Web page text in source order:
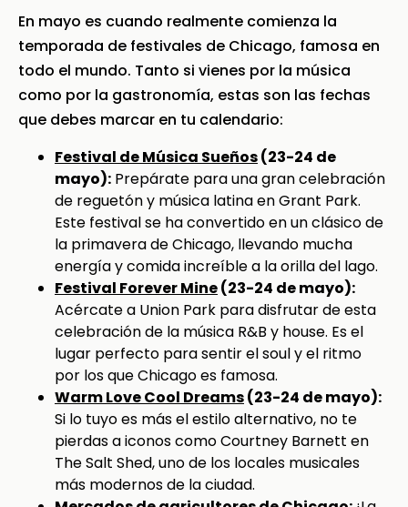
En mayo es cuando realmente comienza la
temporada de festivales de Chicago, famosa en
todo el mundo. Tanto si vienes por la música
como por la gastronomía, estas son las fechas
que debes marcar en tu calendario:
Festival de Música Sueños(23-24 de
mayo): Prepárate para una gran celebración
de reguetón y música latina en Grant Park.
Este festival se ha convertido en un clásico de
la primavera de Chicago, llevando mucha
energía y comida increíble a la orilla del lago.
Festival Forever Mine(23-24 de mayo):
Acércate a Union Park para disfrutar de esta
celebración de la música R&B y house. Es el
lugar perfecto para sentir el soul y el ritmo
por los que Chicago es famosa.
Warm Love Cool Dreams(23-24 de mayo):
Si lo tuyo es más el estilo alternativo, no te
pierdas a iconos como Courtney Barnett en
The Salt Shed, uno de los locales musicales
más modernos de la ciudad.